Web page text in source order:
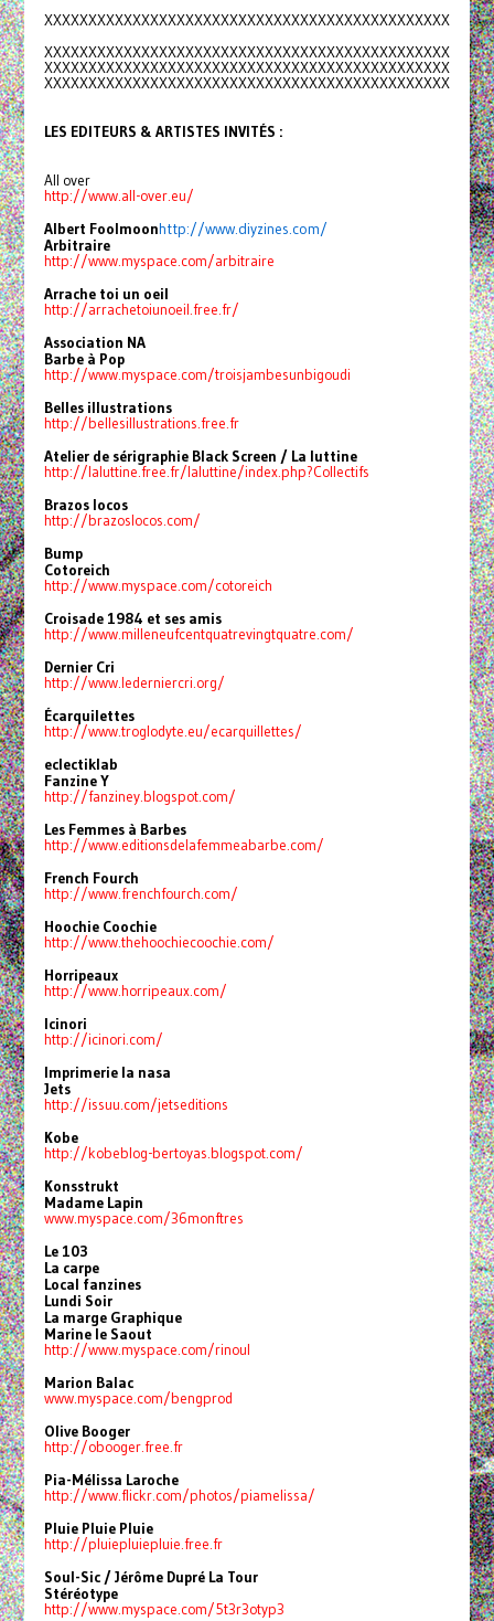
XXXXXXXXXXXXXXXXXXXXXXXXXXXXXXXXXXXXXXXXXXXXXX
XXXXXXXXXXXXXXXXXXXXXXXXXXXXXXXXXXXXXXXXXXXXXX
XXXXXXXXXXXXXXXXXXXXXXXXXXXXXXXXXXXXXXXXXXXXXX
XXXXXXXXXXXXXXXXXXXXXXXXXXXXXXXXXXXXXXXXXXXXXX
LES EDITEURS & ARTISTES INVITÉS :
All over
http://www.all-over.eu/
Albert Foolmoonhttp://www.diyzines.com/
Arbitraire
http://www.myspace.com/arbitraire
Arrache toi un oeil
http://arrachetoiunoeil.free.fr/
Association NA
Barbe à Pop
http://www.myspace.com/troisjambesunbigoudi
Belles illustrations
http://bellesillustrations.free.fr
Atelier de sérigraphie Black Screen / La luttine
http://laluttine.free.fr/laluttine/index.php?Collectifs
Brazos locos
http://brazoslocos.com/
Bump
Cotoreich
http://www.myspace.com/cotoreich
Croisade 1984 et ses amis
http://www.milleneufcentquatrevingtquatre.com/
Dernier Cri
http://www.lederniercri.org/
Écarquilettes
http://www.troglodyte.eu/ecarquillettes/
eclectiklab
Fanzine Y
http://fanziney.blogspot.com/
Les Femmes à Barbes
http://www.editionsdelafemmeabarbe.com/
French Fourch
http://www.frenchfourch.com/
Hoochie Coochie
http://www.thehoochiecoochie.com/
Horripeaux
http://www.horripeaux.com/
Icinori
http://icinori.com/
Imprimerie la nasa
Jets
http://issuu.com/jetseditions
Kobe
http://kobeblog-bertoyas.blogspot.com/
Konsstrukt
Madame Lapin
www.myspace.com/36monftres
Le 103
La carpe
Local fanzines
Lundi Soir
La marge Graphique
Marine le Saout
http://www.myspace.com/rinoul
Marion Balac
www.myspace.com/bengprod
Olive Booger
http://obooger.free.fr
Pia-Mélissa Laroche
http://www.flickr.com/photos/piamelissa/
Pluie Pluie Pluie
http://pluiepluiepluie.free.fr
Soul-Sic / Jérôme Dupré La Tour
Stéréotype
http://www.myspace.com/5t3r3otyp3